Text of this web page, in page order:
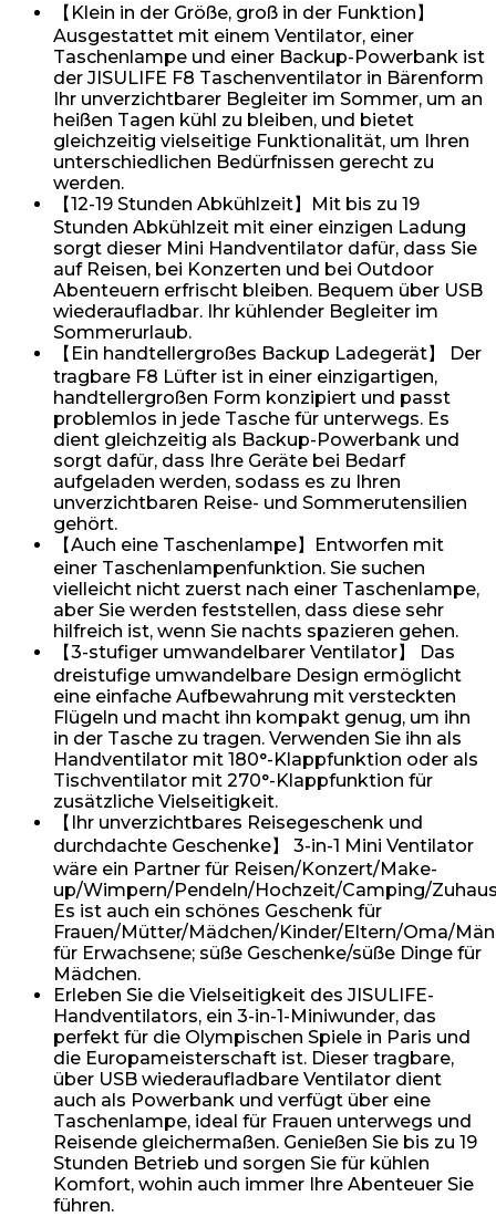
【Klein in der Größe, groß in der Funktion】
Ausgestattet mit einem Ventilator, einer
Taschenlampe und einer Backup-Powerbank ist
der JISULIFE F8 Taschenventilator in Bärenform
Ihr unverzichtbarer Begleiter im Sommer, um an
heißen Tagen kühl zu bleiben, und bietet
gleichzeitig vielseitige Funktionalität, um Ihren
unterschiedlichen Bedürfnissen gerecht zu
werden.
【12-19 Stunden Abkühlzeit】Mit bis zu 19
Stunden Abkühlzeit mit einer einzigen Ladung
sorgt dieser Mini Handventilator dafür, dass Sie
auf Reisen, bei Konzerten und bei Outdoor
Abenteuern erfrischt bleiben. Bequem über USB
wiederaufladbar. Ihr kühlender Begleiter im
Sommerurlaub.
【Ein handtellergroßes Backup Ladegerät】 Der
tragbare F8 Lüfter ist in einer einzigartigen,
handtellergroßen Form konzipiert und passt
problemlos in jede Tasche für unterwegs. Es
dient gleichzeitig als Backup-Powerbank und
sorgt dafür, dass Ihre Geräte bei Bedarf
aufgeladen werden, sodass es zu Ihren
unverzichtbaren Reise- und Sommerutensilien
gehört.
【Auch eine Taschenlampe】Entworfen mit
einer Taschenlampenfunktion. Sie suchen
vielleicht nicht zuerst nach einer Taschenlampe,
aber Sie werden feststellen, dass diese sehr
hilfreich ist, wenn Sie nachts spazieren gehen.
【3-stufiger umwandelbarer Ventilator】 Das
dreistufige umwandelbare Design ermöglicht
eine einfache Aufbewahrung mit versteckten
Flügeln und macht ihn kompakt genug, um ihn
in der Tasche zu tragen. Verwenden Sie ihn als
Handventilator mit 180°-Klappfunktion oder als
Tischventilator mit 270°-Klappfunktion für
zusätzliche Vielseitigkeit.
【Ihr unverzichtbares Reisegeschenk und
durchdachte Geschenke】 3-in-1 Mini Ventilator
wäre ein Partner für Reisen/Konzert/Make-
up/Wimpern/Pendeln/Hochzeit/Camping/
Es ist auch ein schönes Geschenk für
Frauen/Mütter/Mädchen/Kinder/Eltern/Oma/
für Erwachsene; süße Geschenke/süße Dinge für
Mädchen.
Erleben Sie die Vielseitigkeit des JISULIFE-
Handventilators, ein 3-in-1-Miniwunder, das
perfekt für die Olympischen Spiele in Paris und
die Europameisterschaft ist. Dieser tragbare,
über USB wiederaufladbare Ventilator dient
auch als Powerbank und verfügt über eine
Taschenlampe, ideal für Frauen unterwegs und
Reisende gleichermaßen. Genießen Sie bis zu 19
Stunden Betrieb und sorgen Sie für kühlen
Komfort, wohin auch immer Ihre Abenteuer Sie
führen.